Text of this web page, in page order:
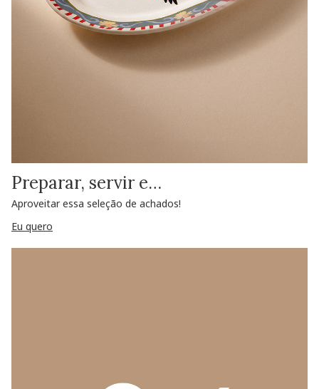
Preparar, servir e…
Aproveitar essa seleção de achados!
Eu quero